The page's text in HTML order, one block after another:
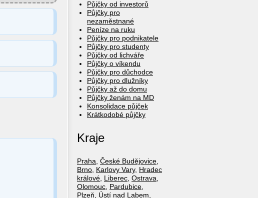
Půjčky od investorů
Půjčky pro
nezaměstnané
Peníze na ruku
Půjčky pro podnikatele
Půjčky pro studenty
Půjčky od lichváře
Půjčky o víkendu
Půjčky pro důchodce
Půjčky pro dlužníky
Půjčky až do domu
Půjčky ženám na MD
Konsolidace půjček
Krátkodobé půjčky
Kraje
Praha, České Budějovice,
Brno, Karlovy Vary, Hradec
králové, Liberec, Ostrava,
Olomouc, Pardubice,
Plzeň, Ústí nad Labem,